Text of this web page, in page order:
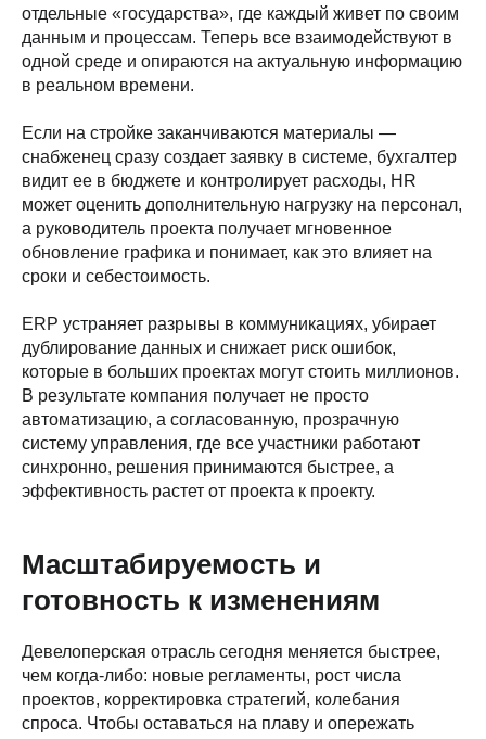
отдельные «государства», где каждый живет по своим
данным и процессам. Теперь все взаимодействуют в
одной среде и опираются на актуальную информацию
в реальном времени.
Если на стройке заканчиваются материалы —
снабженец сразу создает заявку в системе, бухгалтер
видит ее в бюджете и контролирует расходы, HR
может оценить дополнительную нагрузку на персонал,
а руководитель проекта получает мгновенное
обновление графика и понимает, как это влияет на
сроки и себестоимость.
ERP устраняет разрывы в коммуникациях, убирает
дублирование данных и снижает риск ошибок,
которые в больших проектах могут стоить миллионов.
В результате компания получает не просто
автоматизацию, а согласованную, прозрачную
систему управления, где все участники работают
синхронно, решения принимаются быстрее, а
эффективность растет от проекта к проекту.
Масштабируемость и
готовность к изменениям
Девелоперская отрасль сегодня меняется быстрее,
чем когда-либо: новые регламенты, рост числа
проектов, корректировка стратегий, колебания
спроса. Чтобы оставаться на плаву и опережать